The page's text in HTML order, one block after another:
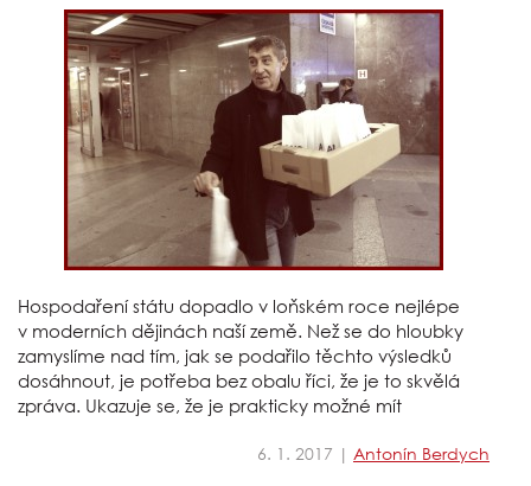
Hospodaření státu dopadlo v loňském roce nejlépe
v moderních dějinách naší země. Než se do hloubky
zamyslíme nad tím, jak se podařilo těchto výsledků
dosáhnout, je potřeba bez obalu říci, že je to skvělá
zpráva. Ukazuje se, že je prakticky možné mít
6. 1. 2017 | Antonín Berdych